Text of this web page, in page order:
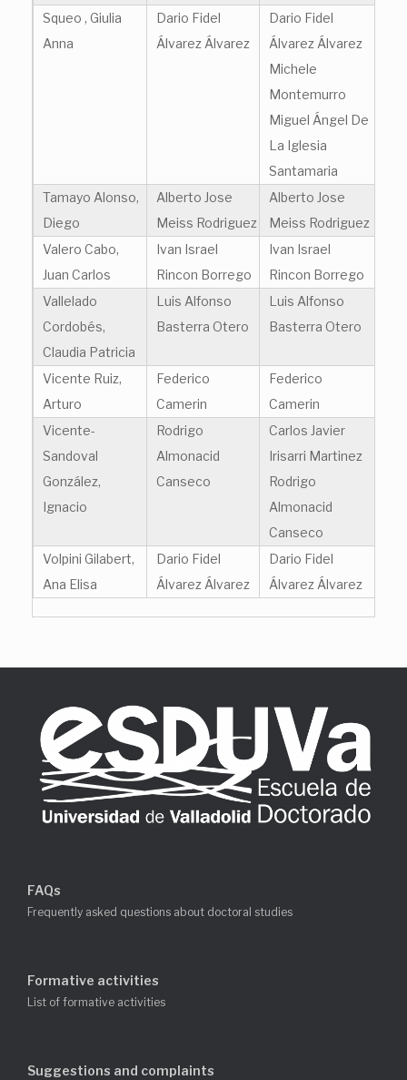
Squeo , Giulia
Anna
Dario Fidel
Álvarez Álvarez
Dario Fidel
Álvarez Álvarez
Michele
Montemurro
Miguel Ángel De
La Iglesia
Santamaria
Tamayo Alonso,
Diego
Alberto Jose
Meiss Rodriguez
Alberto Jose
Meiss Rodriguez
Valero Cabo,
Juan Carlos
Ivan Israel
Rincon Borrego
Ivan Israel
Rincon Borrego
Vallelado
Cordobés,
Claudia Patricia
Luis Alfonso
Basterra Otero
Luis Alfonso
Basterra Otero
Vicente Ruiz,
Arturo
Federico
Camerin
Federico
Camerin
Vicente-
Sandoval
González,
Ignacio
Rodrigo
Almonacid
Canseco
Carlos Javier
Irisarri Martinez
Rodrigo
Almonacid
Canseco
Volpini Gilabert,
Ana Elisa
Dario Fidel
Álvarez Álvarez
Dario Fidel
Álvarez Álvarez
FAQs
Frequently asked questions about doctoral studies
Formative activities
List of formative activities
Suggestions and complaints